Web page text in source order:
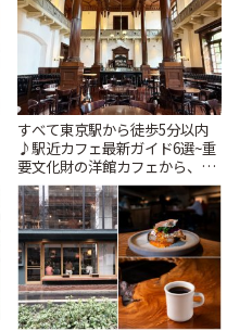
すべて東京駅から徒歩5分以内
♪駅近カフェ最新ガイド6選~重
要文化財の洋館カフェから、改
札すぐのレトロ喫茶まで~ | こと
りっぷ